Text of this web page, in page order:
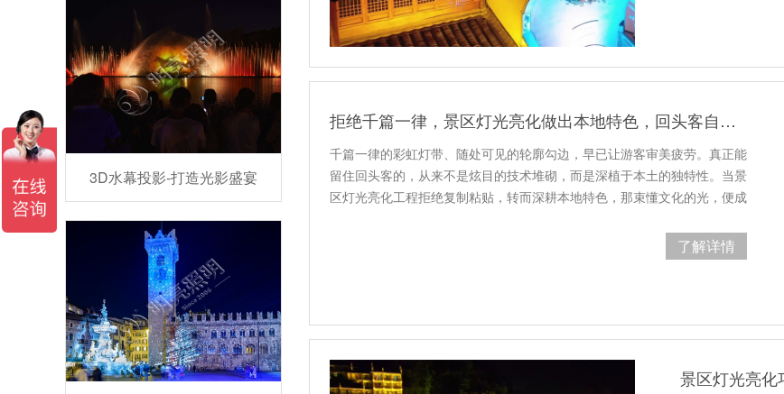
拒绝千篇一律，景区灯光亮化做出本地特色，回头客自然多
千篇一律的彩虹灯带、随处可见的轮廓勾边，早已让游客审美疲劳。真正能
留住回头客的，从来不是炫目的技术堆砌，而是深植于本土的独特性。当景
区灯光亮化工程拒绝复制粘贴，转而深耕本地特色，那束懂文化的光，便成
了解详情
景区灯光亮化
3D水幕投影-打造光影盛宴